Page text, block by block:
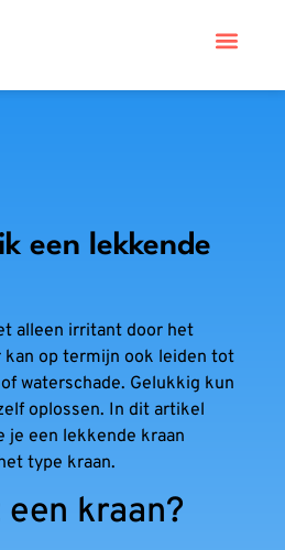
een lekkende
alleen irritant door het
kan op termijn ook leiden tot
waterschade. Gelukkig kun
oplossen. In dit artikel
je een lekkende kraan
type kraan.
kraan?